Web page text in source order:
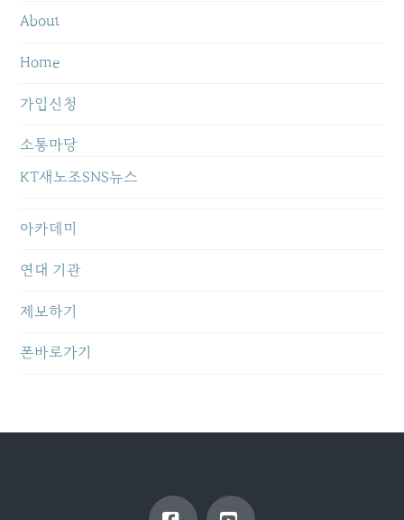
About
Home
가입신청
소통마당
KT새노조SNS뉴스
아카데미
연대 기관
제보하기
폰바로가기